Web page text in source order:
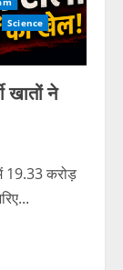
Science
खातों ने
करोड़